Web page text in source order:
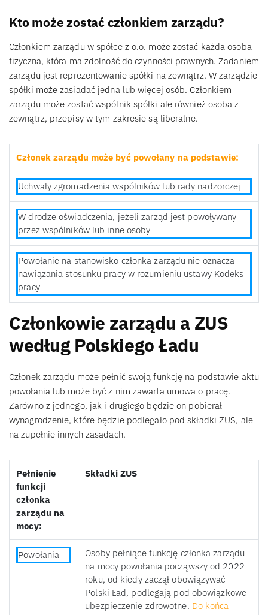
Kto może zostać członkiem zarządu?
Członkiem zarządu w spółce z o.o. może zostać każda osoba
fizyczna, która ma zdolność do czynności prawnych. Zadaniem
zarządu jest reprezentowanie spółki na zewnątrz. W zarządzie
spółki może zasiadać jedna lub więcej osób. Członkiem
zarządu może zostać wspólnik spółki ale również osoba z
zewnątrz, przepisy w tym zakresie są liberalne.
Członek zarządu może być powołany na podstawie:
Uchwały zgromadzenia wspólników lub rady nadzorczej
W drodze oświadczenia, jeżeli zarząd jest powoływany
przez wspólników lub inne osoby
Powołanie na stanowisko członka zarządu nie oznacza
nawiązania stosunku pracy w rozumieniu ustawy Kodeks
pracy
Członkowie zarządu a ZUS
według Polskiego Ładu
Członek zarządu może pełnić swoją funkcję na podstawie aktu
powołania lub może być z nim zawarta umowa o pracę.
Zarówno z jednego, jak i drugiego będzie on pobierał
wynagrodzenie, które będzie podlegało pod składki ZUS, ale
na zupełnie innych zasadach.
Pełnienie
funkcji
członka
zarządu na
mocy:
Składki ZUS
Powołania
Osoby pełniące funkcję członka zarządu
na mocy powołania począwszy od 2022
roku, od kiedy zaczął obowiązywać
Polski Ład, podlegają pod obowiązkowe
ubezpieczenie zdrowotne. Do końca